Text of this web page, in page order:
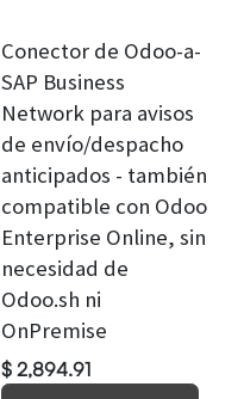
Conector de Odoo-a-
SAP Business
Network para avisos
de envío/despacho
anticipados - también
compatible con Odoo
Enterprise Online, sin
necesidad de
Odoo.sh ni
OnPremise
$ 2,894.91